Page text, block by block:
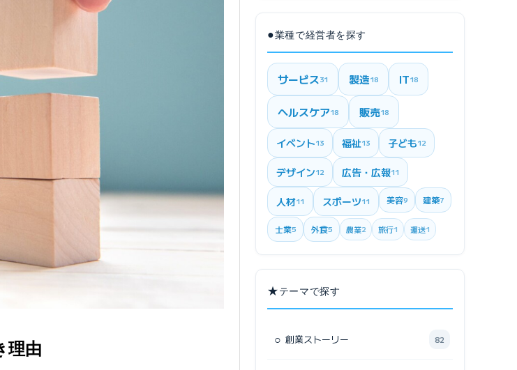
理由
●業種で経営者を探す
サービス31 製造18 IT18
ヘルスケア18 販売18
イベント13 福祉13 子ども12
デザイン12 広告・広報11
人材11 スポーツ11 美容9 建築7
士業5 外食5 農業2 旅行1 運送1
★テーマで探す
○ 創業ストーリー 82